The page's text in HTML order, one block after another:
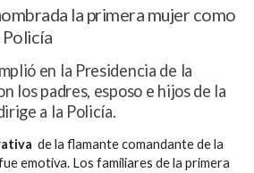
la primera mujer como
en la Presidencia de la
los padres, esposo e hijos de la
a la Policía.
de la flamante comandante de la
emotiva. Los familiares de la primera